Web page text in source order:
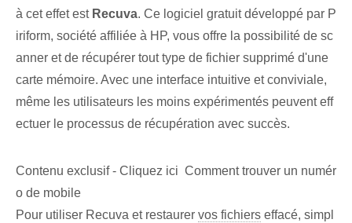
à cet effet est Recuva. Ce logiciel gratuit développé par P
iriform, société affiliée à HP, vous offre la possibilité de sc
anner et de récupérer tout type de fichier supprimé d'une
carte mémoire. Avec une interface intuitive et conviviale,
même les utilisateurs les moins expérimentés peuvent eff
ectuer le processus de récupération avec succès.
Contenu exclusif - Cliquez ici Comment trouver un numér
o de mobile
Pour utiliser Recuva‌ et restaurer vos fichiers effacé, simpl